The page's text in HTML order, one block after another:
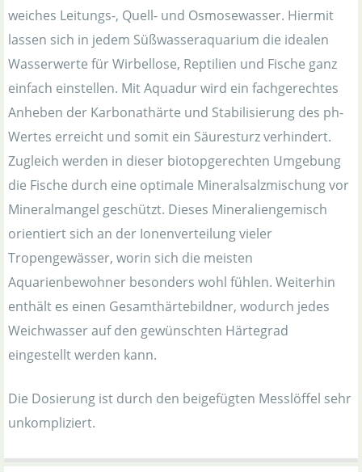
weiches Leitungs-, Quell- und Osmosewasser. Hiermit
lassen sich in jedem Süßwasseraquarium die idealen
Wasserwerte für Wirbellose, Reptilien und Fische ganz
einfach einstellen. Mit Aquadur wird ein fachgerechtes
Anheben der Karbonathärte und Stabilisierung des ph-
Wertes erreicht und somit ein Säuresturz verhindert.
Zugleich werden in dieser biotopgerechten Umgebung
die Fische durch eine optimale Mineralsalzmischung vor
Mineralmangel geschützt. Dieses Mineraliengemisch
orientiert sich an der Ionenverteilung vieler
Tropengewässer, worin sich die meisten
Aquarienbewohner besonders wohl fühlen. Weiterhin
enthält es einen Gesamthärtebildner, wodurch jedes
Weichwasser auf den gewünschten Härtegrad
eingestellt werden kann.
Die Dosierung ist durch den beigefügten Messlöffel sehr
unkompliziert.